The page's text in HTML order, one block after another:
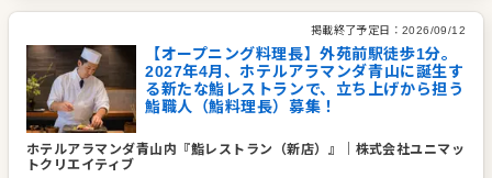
掲載終了予定日： 2026/09/12
【オープニング料理長】外苑前駅徒歩1分。
2027年4月、ホテルアラマンダ青山に誕生す
る新たな鮨レストランで、立ち上げから担う
鮨職人（鮨料理長）募集！
ホテルアラマンダ青山内『鮨レストラン（新店）』
株式会社ユニマッ
トクリエイティブ